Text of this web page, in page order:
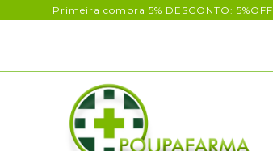
Primeira compra 5% DESCONTO: 5%OFF